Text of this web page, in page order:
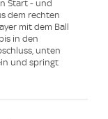
Start - und
dem rechten
mit dem Ball
in den
unten
und springt